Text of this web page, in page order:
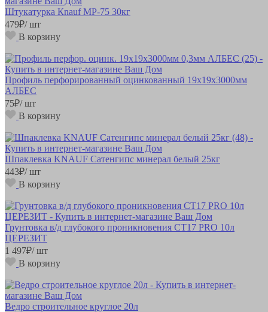
Штукатурка Кnauf МР-75 30кг
479₽/ шт
В корзину
Профиль перфорированный оцинкованный 19х19х3000мм
АЛБЕС
75₽/ шт
В корзину
Шпаклевка KNAUF Сатенгипс минерал белый 25кг
443₽/ шт
В корзину
Грунтовка в/д глубокого проникновения СТ17 PRO 10л
ЦЕРЕЗИТ
1 497₽/ шт
В корзину
Ведро строительное круглое 20л